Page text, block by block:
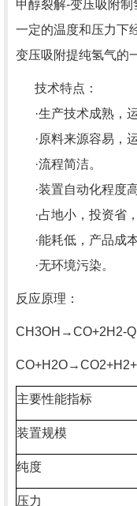
甲醇裂解-变压吸附
一定的温度和压力下
变压吸附提纯氢气的
技术特点：
·生产技术成熟，
·原料来源容易，
·流程简洁。
·装置自动化程度
·占地小，投资省
·能耗低，产品成
·无环境污染。
反应原理：
CH3OH→CO+2H2-Q
主要性能指标
装置规模
纯度
压力